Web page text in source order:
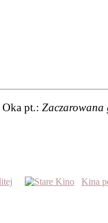
pt.: Zaczarowana
Kina